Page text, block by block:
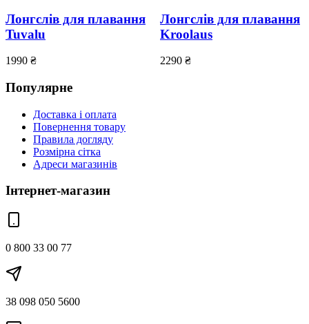
Лонгслів для плавання
Tuvalu
1990 ₴
Лонгслів для плавання
Kroolaus
2290 ₴
Популярне
Доставка і оплата
Повернення товару
Правила догляду
Розмірна сітка
Адреси магазинів
Інтернет-магазин
0 800 33 00 77
38 098 050 5600